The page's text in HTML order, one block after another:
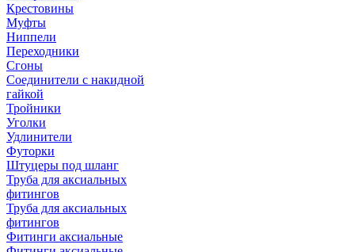
Крестовины
Муфты
Ниппели
Переходники
Сгоны
Соединители с накидной
гайкой
Тройники
Уголки
Удлинители
Футорки
Штуцеры под шланг
Труба для аксиальных
фитингов
Труба для аксиальных
фитингов
Фитинги аксиальные